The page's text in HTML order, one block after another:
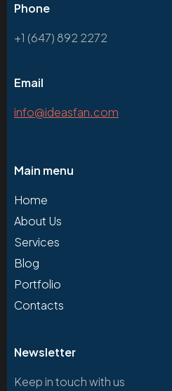
Phone
+1 (647) 892 2272
Email
info@ideasfan.com
Main menu
Home
About Us
Services
Blog
Portfolio
Contacts
Newsletter
Keep in touch with us